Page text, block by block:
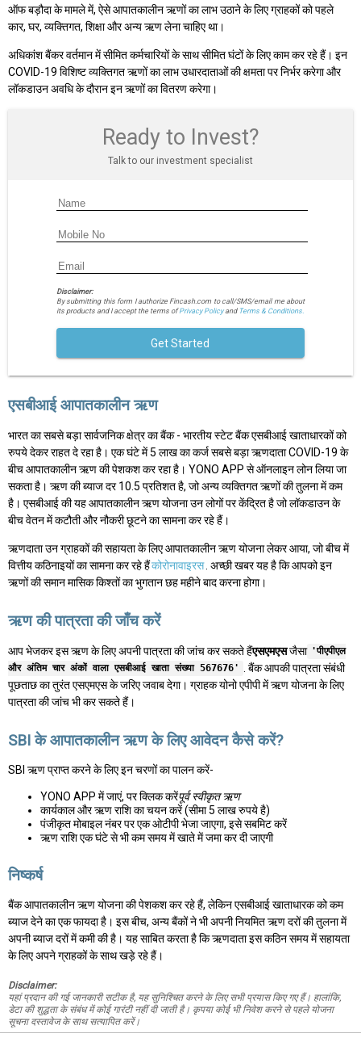
ऑफ बड़ौदा के मामले में, ऐसे आपातकालीन ऋणों का लाभ उठाने के लिए ग्राहकों को पहले
कार, घर, व्यक्तिगत, शिक्षा और अन्य ऋण लेना चाहिए था।
अधिकांश बैंकर वर्तमान में सीमित कर्मचारियों के साथ सीमित घंटों के लिए काम कर रहे हैं। इन
COVID-19 विशिष्ट व्यक्तिगत ऋणों का लाभ उधारदाताओं की क्षमता पर निर्भर करेगा और
लॉकडाउन अवधि के दौरान इन ऋणों का वितरण करेगा।
Ready to Invest?
Talk to our investment specialist
Disclaimer:
By submitting this form I authorize Fincash.com to call/SMS/email me about
its products and I accept the terms ofPrivacy Policyand Terms & Conditions.
Get Started
एसबीआई आपातकालीन ऋण
भारत का सबसे बड़ा सार्वजनिक क्षेत्र का बैंक - भारतीय स्टेट बैंक एसबीआई खाताधारकों को
रुपये देकर राहत दे रहा है। एक घंटे में 5 लाख का कर्ज सबसे बड़ा ऋणदाता COVID-19 के
बीच आपातकालीन ऋण की पेशकश कर रहा है। YONO APP से ऑनलाइन लोन लिया जा
सकता है। ऋण की ब्याज दर 10.5 प्रतिशत है, जो अन्य व्यक्तिगत ऋणों की तुलना में कम
है। एसबीआई की यह आपातकालीन ऋण योजना उन लोगों पर केंद्रित है जो लॉकडाउन के
बीच वेतन में कटौती और नौकरी छूटने का सामना कर रहे हैं।
ऋणदाता उन ग्राहकों की सहायता के लिए आपातकालीन ऋण योजना लेकर आया, जो बीच में
वित्तीय कठिनाइयों का सामना कर रहे हैंकोरोनावाइरस . अच्छी खबर यह है कि आपको इन
ऋणों की समान मासिक किश्तों का भुगतान छह महीने बाद करना होगा।
ऋण की पात्रता की जाँच करें
आप भेजकर इस ऋण के लिए अपनी पात्रता की जांच कर सकते हैंएसएमएसजैसा 'पीएपीएल
और अंतिम चार अंकों वाला एसबीआई खाता संख्या 567676'
. बैंक आपकी पात्रता संबंधी
पूछताछ का तुरंत एसएमएस के जरिए जवाब देगा। ग्राहक योनो एपीपी में ऋण योजना के लिए
पात्रता की जांच भी कर सकते हैं।
SBI के आपातकालीन ऋण के लिए आवेदन कैसे करें?
SBI ऋण प्राप्त करने के लिए इन चरणों का पालन करें-
YONO APP में जाएं, पर क्लिक करेंपूर्व स्वीकृत ऋण
कार्यकाल और ऋण राशि का चयन करें (सीमा 5 लाख रुपये है)
पंजीकृत मोबाइल नंबर पर एक ओटीपी भेजा जाएगा, इसे सबमिट करें
ऋण राशि एक घंटे से भी कम समय में खाते में जमा कर दी जाएगी
निष्कर्ष
बैंक आपातकालीन ऋण योजना की पेशकश कर रहे हैं, लेकिन एसबीआई खाताधारक को कम
ब्याज देने का एक फायदा है। इस बीच, अन्य बैंकों ने भी अपनी नियमित ऋण दरों की तुलना में
अपनी ब्याज दरों में कमी की है। यह साबित करता है कि ऋणदाता इस कठिन समय में सहायता
के लिए अपने ग्राहकों के साथ खड़े रहे हैं।
Disclaimer:
यहां प्रदान की गई जानकारी सटीक है, यह सुनिश्चित करने के लिए सभी प्रयास किए गए हैं। हालांकि,
डेटा की शुद्धता के संबंध में कोई गारंटी नहीं दी जाती है। कृपया कोई भी निवेश करने से पहले योजना
सूचना दस्तावेज के साथ सत्यापित करें।